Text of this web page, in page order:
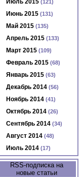
Июль 2015(121)
Июнь 2015(131)
Май 2015(135)
Апрель 2015(133)
Март 2015(109)
Февраль 2015(68)
Январь 2015(63)
Декабрь 2014(56)
Ноябрь 2014(41)
Октябрь 2014(26)
Сентябрь 2014(34)
Август 2014(48)
Июль 2014(17)
RSS-подписка на
новые статьи